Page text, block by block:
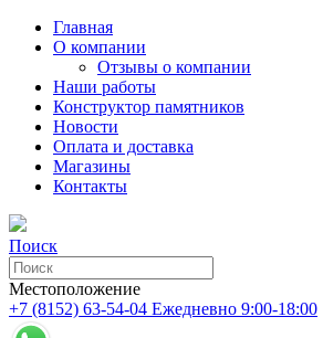
Главная
О компании
Отзывы о компании
Наши работы
Конструктор памятников
Новости
Оплата и доставка
Магазины
Контакты
Поиск
Местоположение
+7 (8152) 63-54-04 Ежедневно 9:00-18:00